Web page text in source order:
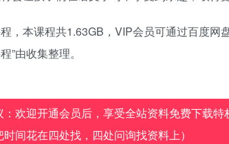
，本课程共1.63GB，VIP会员可通过百度网
”由收集整理。
：欢迎开通会员后，享受全站资料免费下载
间花在四处找，四处问询找资料上）